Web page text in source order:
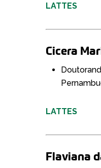
LATTES
Cicera
LATTES
Flaviana